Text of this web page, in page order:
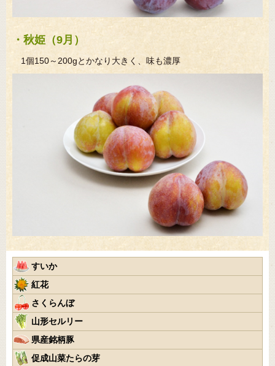
・秋姫（9月）
1個150～200gとかなり大きく、味も濃厚
すいか
紅花
さくらんぼ
山形セルリー
県産銘柄豚
促成山菜たらの芽